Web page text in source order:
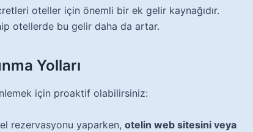
oteller için önemli bir ek gelir kaynağıdır.
otellerde bu gelir daha da artar.
Yolları
için proaktif olabilirsiniz:
rezervasyonu yaparken, otelin web sitesini veya